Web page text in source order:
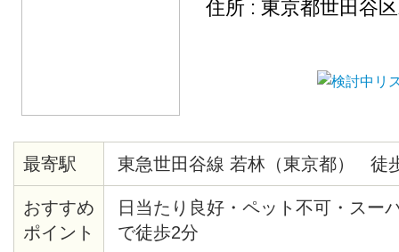
住所 : 東京都世田谷
最寄駅 東急世田谷線 若林（東京都） 徒
おすすめ
ポイント
日当たり良好・ペット不可・スー
で徒歩2分